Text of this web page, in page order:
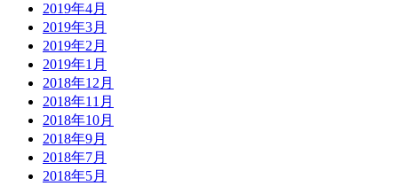
2019年4月
2019年3月
2019年2月
2019年1月
2018年12月
2018年11月
2018年10月
2018年9月
2018年7月
2018年5月